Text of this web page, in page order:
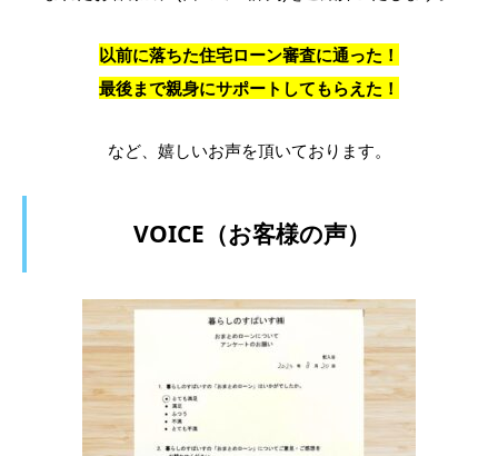
以前に落ちた住宅ローン審査に通った！
最後まで親身にサポートしてもらえた！
など、嬉しいお声を頂いております。
VOICE（お客様の声）